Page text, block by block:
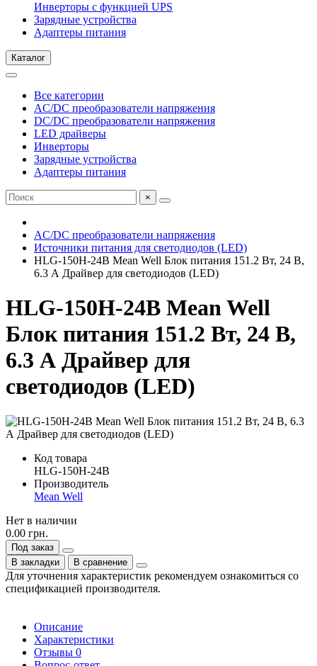
Инверторы с функцией UPS
Зарядные устройства
Адаптеры питания
Каталог
Все категории
AC/DC преобразователи напряжения
DC/DC преобразователи напряжения
LED драйверы
Инверторы
Зарядные устройства
Адаптеры питания
×
AC/DC преобразователи напряжения
Источники питания для светодиодов (LED)
HLG-150H-24B Mean Well Блок питания 151.2 Вт, 24 В,
6.3 А Драйвер для светодиодов (LED)
HLG-150H-24B Mean Well
Блок питания 151.2 Вт, 24 В,
6.3 А Драйвер для
светодиодов (LED)
Код товара
HLG-150H-24B
Производитель
Mean Well
Нет в наличии
0.00 грн.
Под заказ
В закладки
В сравнение
Для уточнения характеристик рекомендуем ознакомиться со
спецификацией производителя.
Описание
Характеристики
Отзывы 0